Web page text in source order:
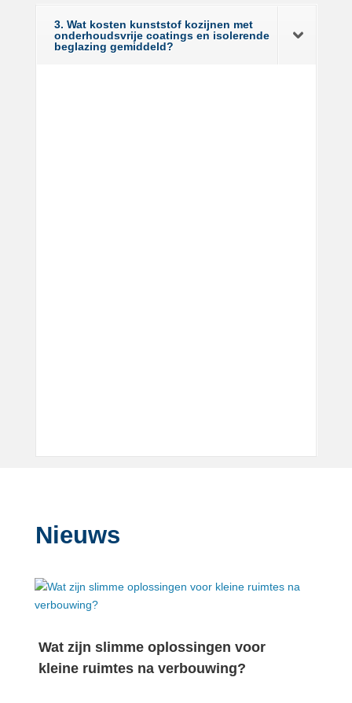
3. Wat kosten kunststof kozijnen met
onderhoudsvrije coatings en isolerende
beglazing gemiddeld?
Nieuws
Wat zijn slimme oplossingen voor
kleine ruimtes na verbouwing?